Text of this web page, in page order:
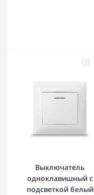
Выключатель
одноклавишный с
подсветкой белый